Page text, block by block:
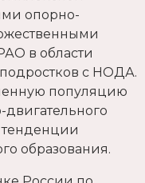
опорно-
в области
с НОДА.
популяцию
тенденции
образования.